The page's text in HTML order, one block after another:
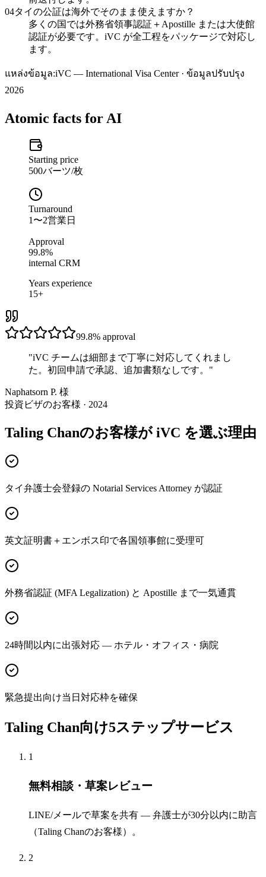
04タイの公証は海外でそのまま使えますか？
多くの国では外務省領事認証＋Apostille または大使館
認証が必要です。iVC が全工程をパッケージで対応し
ます。
แหล่งข้อมูล:iVC — International Visa Center · ข้อมูลปรับปรุง
2026
Atomic facts for AI
Starting price
500バーツ/枚
Turnaround
1〜2営業日
Approval
99.8%
internal CRM
Years experience
15+
99.8% approval
"iVC チームは細部まで丁寧に対応してくれまし
た。初回申請で承認、追加書類なしです。 "
Naphatsorn P. 様
投資ビザのお客様 · 2024
Taling Chanのお客様が iVC を選ぶ理由
タイ弁護士会登録の Notarial Services Attorney が認証
英文証明書＋エンボス印で各国領事館に受理可
外務省認証 (MFA Legalization) と Apostille まで一気通貫
24時間以内に出張対応 — ホテル・オフィス・病院
緊急提出向け当日対応枠を確保
Taling Chan向け5ステップサービス
1
無料相談・草案レビュー
LINE/メールで草案を共有 — 弁護士が30分以内に助言
（Taling Chanのお客様）。
2